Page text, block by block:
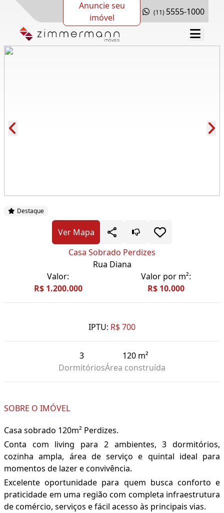
Anuncie seu
imóvel
(11) 5555-1000
Destaque
Ver Mapa
Casa Sobrado Perdizes
Rua Diana
Valor:
R$ 1.200.000
Valor por m²:
R$ 10.000
IPTU: R$ 700
3
Dormitórios
120 m²
Área construída
SOBRE O IMÓVEL
Casa sobrado 120m² Perdizes.
Conta com living para 2 ambientes, 3 dormitórios,
cozinha ampla, área de serviço e quintal ideal para
momentos de lazer e convivência.
Excelente oportunidade para quem busca conforto e
praticidade em uma região com completa infraestrutura
de comércio, serviços e fácil acesso às principais vias.